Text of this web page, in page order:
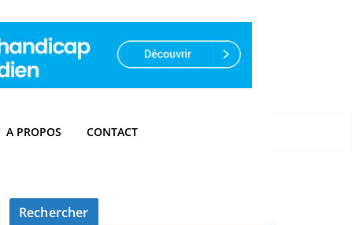
A PROPOS CONTACT
Rechercher